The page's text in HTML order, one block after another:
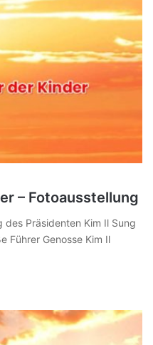
– Fotoausstellung
des Präsidenten Kim Il Sung
Führer Genosse Kim Il